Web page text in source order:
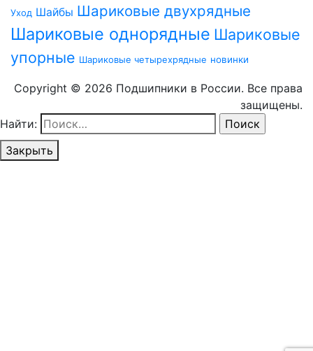
Уход Шайбы Шариковые двухрядные
Шариковые однорядные Шариковые
упорные Шариковые четырехрядные новинки
Copyright © 2026 Подшипники в России. Все права
защищены.
Найти:
Закрыть